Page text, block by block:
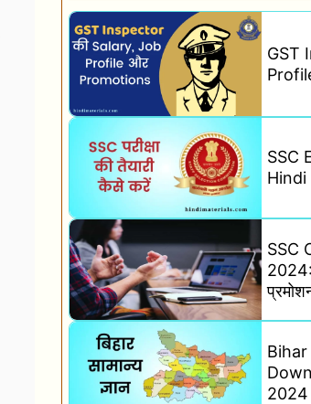
GST
SSC
Hindi
SSC
Bihar
2024